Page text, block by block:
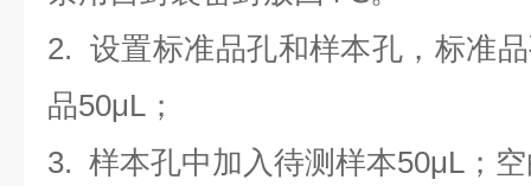
2. 设置标准品孔和样本孔，标准
品50μL；
3. 样本孔中加 入待测样本50μL；